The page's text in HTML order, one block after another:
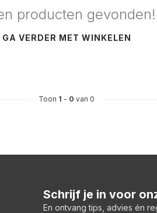
producten gevonden!
GA VERDER MET WINKELEN
Toon 1 - 0 van 0
Schrijf je in voor
En ontvang tips, advies én